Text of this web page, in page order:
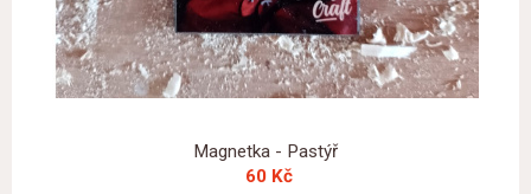
Magnetka - Pastýř
60 Kč